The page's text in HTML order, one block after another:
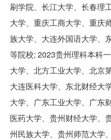
刷学院、长江大学、长春理
大学、重庆工商大学、重庆
族大学、大连外国语大学、
等院校; 2023贵州理科本科
大学、北方工业大学、北京
大连医科大学、东北财经大
大学、广东工业大学、广东
医药大学、贵州财经大学、
州民族大学、贵州师范大学